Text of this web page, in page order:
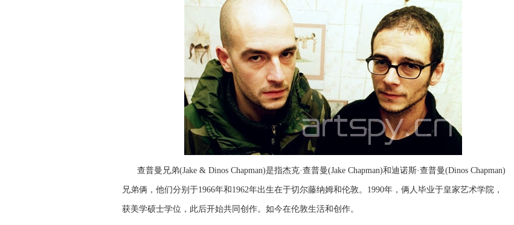
查普曼兄弟(Jake & Dinos Chapman)是指杰克·查普曼(Jake Chapman)和迪诺斯·查普曼(Dinos Chapman)
兄弟俩，他们分别于1966年和1962年出生在于切尔藤纳姆和伦敦。1990年，俩人毕业于皇家艺术学院，
获美学硕士学位，此后开始共同创作。如今在伦敦生活和创作。